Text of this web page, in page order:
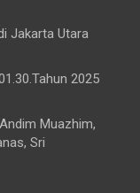
Jakarta Utara
2025
Muazhim,
Sri